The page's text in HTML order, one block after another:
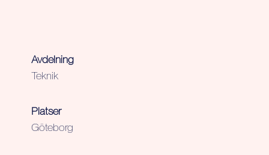
Avdelning
Teknik
Platser
Göteborg